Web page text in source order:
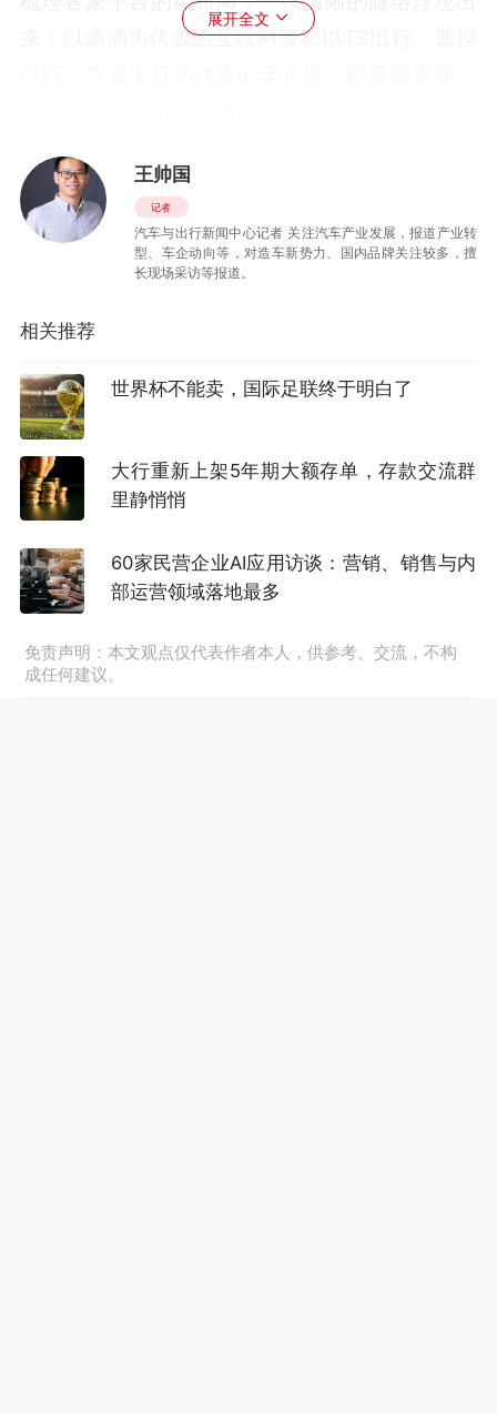
来：以滴滴为代表的互联网派和以T3出行、曹操
作为行业规模最大的玩家，滴滴的AI布局起步最
早、覆盖面最广。2026年3月，滴滴推出AI出行
助手“小滴”v1.0；6月，App升级至8.0版本后将AI
嵌入每条业务线。据滴滴2026年一季度业绩报
持“空气清新、后备箱大、驾驶平稳”等90余个精
细化服务标签。在安全领域，滴滴将AI能力与安
全体系深度融合，引入“AI智能研判+安全专家人
工复核”的人机协同模式。
滴滴的AI战略呈现出“全域渗透”特征，不局限于某
一个功能模块，而是将AI作为底层能力嵌入调
度、安全、客服、用户体验全链条。2026年5
滴滴作为首批合作伙伴将核心网约车服务融入微
展开全文
王帅国
记者
汽车与出行新闻中心记者 关注汽车产业发展，报道产业转
型、车企动向等，对造车新势力、国内品牌关注较多，擅
长现场采访等报道。
相关推荐
世界杯不能卖，国际足联终于明白了
大行重新上架5年期大额存单，存款交流群
里静悄悄
60家民营企业AI应用访谈：营销、销售与内
部运营领域落地最多
免责声明：本文观点仅代表作者本人，供参考、交流，不构
成任何建议。